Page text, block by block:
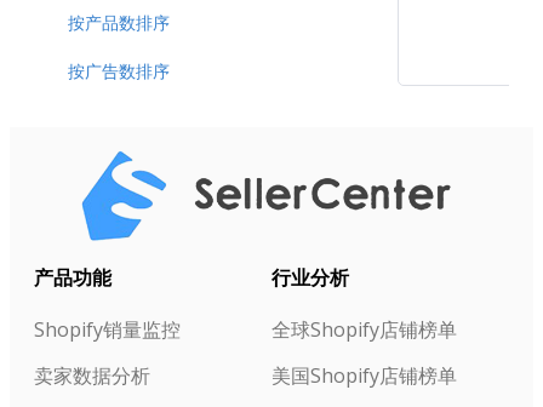
按产品数排序
按广告数排序
产品功能
Shopify销量监控
卖家数据分析
行业分析
全球Shopify店铺榜单
美国Shopify店铺榜单